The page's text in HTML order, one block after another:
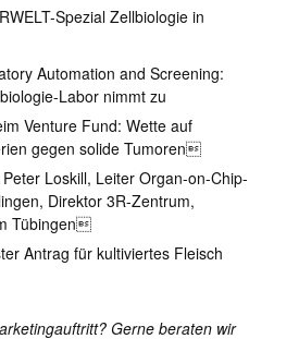
Spezial Zellbiologie in
Automation and Screening:
Labor nimmt zu
Venture Fund: Wette auf
gegen solide Tumoren
Loskill, Leiter Organ-on-Chip-
Direktor 3R-Zentrum,
Tübingen
Antrag für kultiviertes Fleisch
Gerne beraten wir